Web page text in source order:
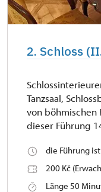
2. Schloss
Tanzsaal,
von böhmischen
dieser Führung
die Führung
200 Kč
Länge 50